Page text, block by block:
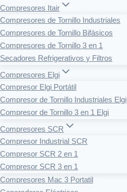
Compresores Itair
Compresores de Tornillo Industriales
Compresores de Tornillo Bifásicos
Compresores de Tornillo 3 en 1
Secadores Refrigerativos y Filtros
Compresores Elgi
Compresor Elgi Portátil
Compresor de Tornillo Industriales Elgi
Compresor de Tornillo 3 en 1 Elgi
Compresores SCR
Compresor Industrial SCR
Compresor SCR 2 en 1
Compresor SCR 3 en 1
Compresores Mac 3 Portatil